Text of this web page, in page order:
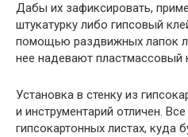
Дабы их зафиксировать,
штукатурку либо гипсовый
помощью раздвижных лапок
нее надевают пластмассовый
Установка в стенку из
и инструментарий отличен.
гипсокартонных листах, куда